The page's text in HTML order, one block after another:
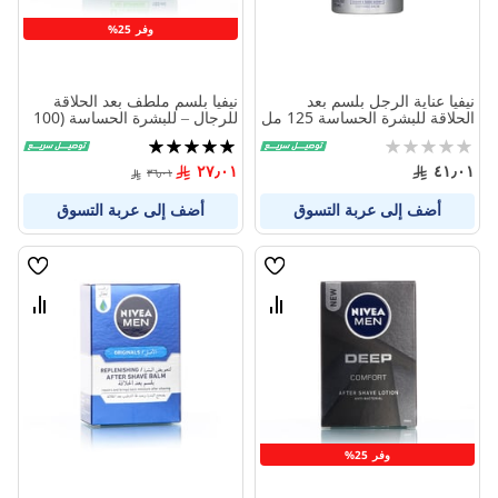
نيفيا عناية الرجل بلسم بعد
الحلاقة للبشرة الحساسة 125 مل
Rating:
0%
٤١٫٠١
أضف إلى عربة التسوق
وفر 25%
نيفيا بلسم ملطف بعد الحلاقة
للرجال – للبشرة الحساسة (100
مل)
تقييم:
100%
٢٧٫٠١ ٣٦٫٠١
أضف إلى عربة التسوق
وفر 25%
قائمة
قارن
قائمة
قارن